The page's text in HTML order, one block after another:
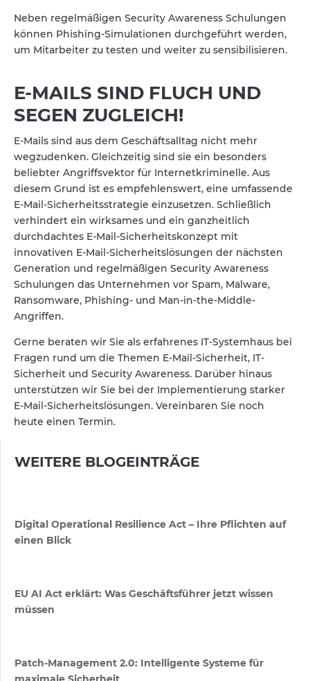
Neben regelmäßigen Security Awareness Schulungen
können Phishing-Simulationen durchgeführt werden,
um Mitarbeiter zu testen und weiter zu sensibilisieren.
E-MAILS SIND FLUCH UND
SEGEN ZUGLEICH!
E-Mails sind aus dem Geschäftsalltag nicht mehr
wegzudenken. Gleichzeitig sind sie ein besonders
beliebter Angriffsvektor für Internetkriminelle. Aus
diesem Grund ist es empfehlenswert, eine umfassende
E-Mail-Sicherheitsstrategie einzusetzen. Schließlich
verhindert ein wirksames und ein ganzheitlich
durchdachtes E-Mail-Sicherheitskonzept mit
innovativen E-Mail-Sicherheitslösungen der nächsten
Generation und regelmäßigen Security Awareness
Schulungen das Unternehmen vor Spam, Malware,
Ransomware, Phishing- und Man-in-the-Middle-
Angriffen.
Gerne beraten wir Sie als erfahrenes IT-Systemhaus bei
Fragen rund um die Themen E-Mail-Sicherheit, IT-
Sicherheit und Security Awareness. Darüber hinaus
unterstützen wir Sie bei der Implementierung starker
E-Mail-Sicherheitslösungen. Vereinbaren Sie noch
heute einen Termin.
WEITERE BLOGEINTRÄGE
Digital Operational Resilience Act – Ihre Pflichten auf
einen Blick
EU AI Act erklärt: Was Geschäftsführer jetzt wissen
müssen
Patch-Management 2.0: Intelligente Systeme für